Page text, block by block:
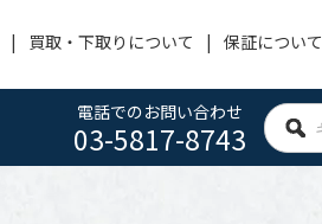
買取・下取りについて 保証について
電話でのお問い合わせ
03-5817-8743